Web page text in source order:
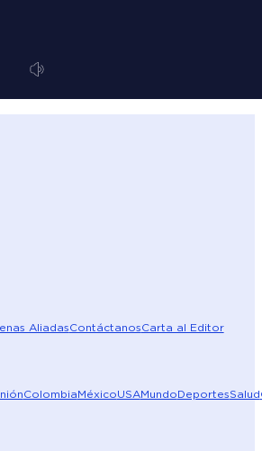
AliadasContáctanosCarta al Editor
ColombiaMéxicoUSAMundoDeportesSalud